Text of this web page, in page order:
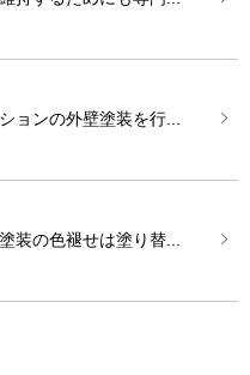
ョンの外壁塗装を行...
装の色褪せは塗り替...